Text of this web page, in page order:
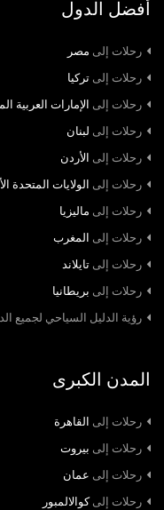
أفضل الدول
رحلات إلى مصر
رحلات إلى تركيا
رحلات إلى الإمارات العربية
رحلات إلى لبنان
رحلات إلى الأردن
رحلات إلى الولايات المتحدة
رحلات إلى ماليزيا
رحلات إلى المغرب
رحلات إلى تايلاند
رحلات إلى بريطانيا
رؤية الدليل السياحي لجميع
المدن الكبرى
رحلات إلى القاهرة
رحلات إلى بيروت
رحلات إلى عمان
رحلات إلىكوالالمبور